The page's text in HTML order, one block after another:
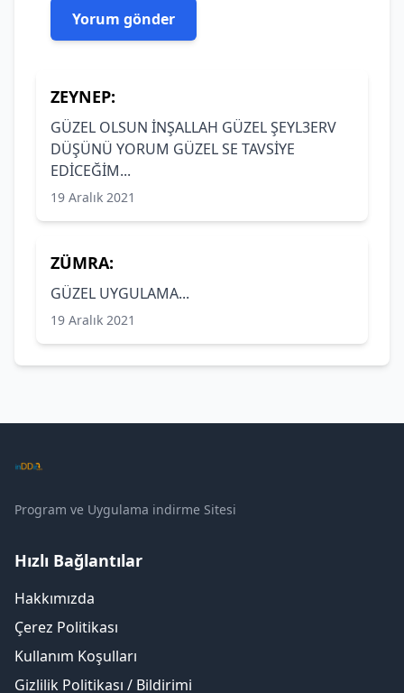
ZEYNEP:
GÜZEL OLSUN İNŞALLAH GÜZEL ŞEYL3ERV
DÜŞÜNÜ YORUM GÜZEL SE TAVSİYE
EDİCEĞİM...
19 Aralık 2021
ZÜMRA:
GÜZEL UYGULAMA...
19 Aralık 2021
Program ve Uygulama indirme Sitesi
Hızlı Bağlantılar
Hakkımızda
Çerez Politikası
Kullanım Koşulları
Gizlilik Politikası / Bildirimi